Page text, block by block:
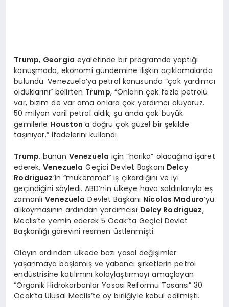
Trump, Georgia eyaletinde bir programda yaptığı
konuşmada, ekonomi gündemine ilişkin açıklamalarda
bulundu. Venezuela’ya petrol konusunda “çok yardımcı
olduklarını” belirten Trump, “Onların çok fazla petrolü
var, bizim de var ama onlara çok yardımcı oluyoruz.
50 milyon varil petrol aldık, şu anda çok büyük
gemilerle Houston‘a doğru çok güzel bir şekilde
taşınıyor.” ifadelerini kullandı.
Trump, bunun Venezuela için “harika” olacağına işaret
ederek,Venezuela Geçici Devlet Başkanı Delcy
Rodriguez‘in “mükemmel” iş çıkardığını ve iyi
geçindiğini söyledi. ABD’nin ülkeye hava saldırılarıyla eş
zamanlıVenezuela Devlet Başkanı Nicolas Maduro‘yu
alıkoymasının ardından yardımcısı Delcy Rodriguez,
Meclis’te yemin ederek 5 Ocak’ta Geçici Devlet
Başkanlığı görevini resmen üstlenmişti.
Olayın ardından ülkede bazı yasal değişimler
yaşanmaya başlamış ve yabancı şirketlerin petrol
endüstrisine katılımını kolaylaştırmayı amaçlayan
“Organik Hidrokarbonlar Yasası Reformu Tasarısı” 30
Ocak’ta Ulusal Meclis’te oy birliğiyle kabul edilmişti.